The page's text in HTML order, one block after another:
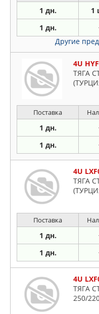
1 дн. 1
1 дн.
Другие
4U
ТЯГА
Поставка
1 дн.
1 дн.
4U
ТЯГА
Поставка
1 дн.
1 дн.
4U
ТЯГА
250/